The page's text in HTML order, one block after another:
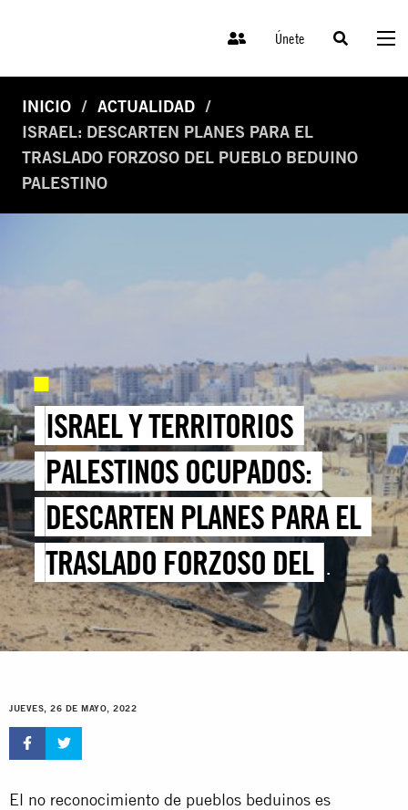
Únete
INICIO
ACTUALIDAD
ISRAEL: DESCARTEN PLANES PARA EL
TRASLADO FORZOSO DEL PUEBLO BEDUINO
PALESTINO
ISRAEL Y TERRITORIOS
PALESTINOS OCUPADOS:
DESCARTEN PLANES PARA EL
TRASLADO FORZOSO DEL
PUEBLO BEDUINO PALESTINO
DE RAS JRABAH EN EL
NÉGUEV/NAQAB
JUEVES, 26 DE MAYO, 2022
El no reconocimiento de pueblos beduinos es